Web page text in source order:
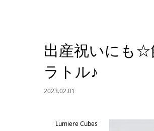
出産祝いにも☆
ラトル♪
2023.02.01
Lumiere Cubes